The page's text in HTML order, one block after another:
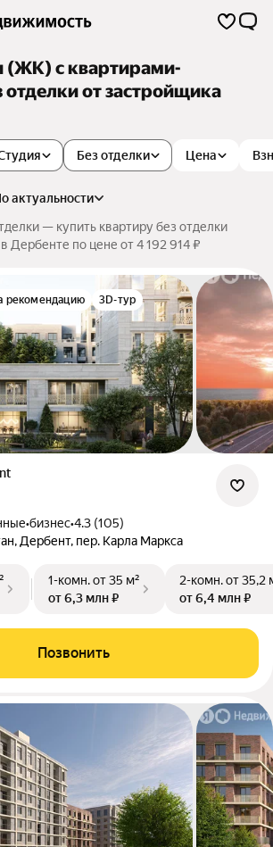
(ЖК) с квартирами-
отделки от застройщика
Цена
Без отделки
по актуальности
— купить квартиру без отделки
Дербенте по цене от 4 192 914 ₽
рекомендацию 3D-тур
•бизнес•4.3 (105)
Дербент, пер. Карла Маркса
1-комн.от 35 м²
от 6,3 млн ₽
2-комн.от 35,2
от 6,4 млн ₽
Позвонить